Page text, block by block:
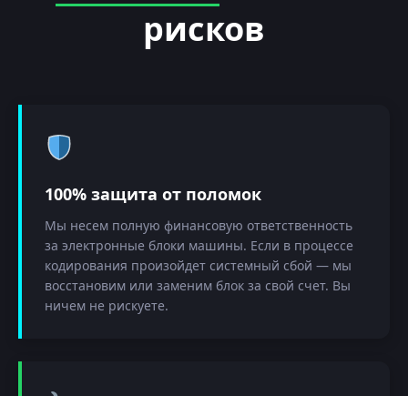
рисков
100% защита от поломок
Мы несем полную финансовую ответственность
за электронные блоки машины. Если в процессе
кодирования произойдет системный сбой — мы
восстановим или заменим блок за свой счет. Вы
ничем не рискуете.